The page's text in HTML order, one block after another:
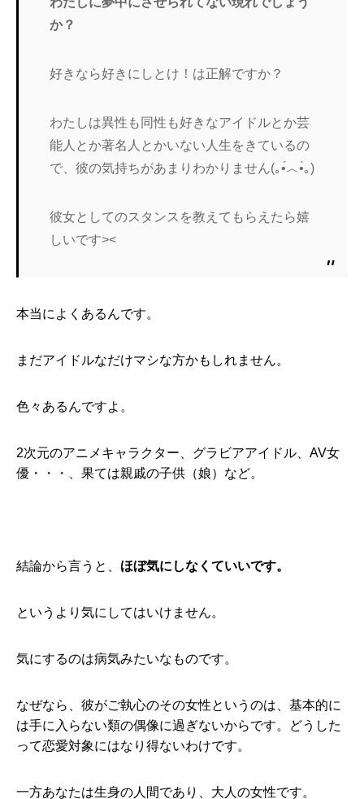
か？
好きなら好きにしとけ！は正解ですか？
わたしは異性も同性も好きなアイドルとか芸
能人とか著名人とかいない人生をきているの
で、彼の気持ちがあまりわかりません(｡•́︿•̀｡)
彼女としてのスタンスを教えてもらえたら嬉
しいです><
本当によくあるんです。
まだアイドルなだけマシな方かもしれません。
色々あるんですよ。
2次元のアニメキャラクター、グラビアアイドル、AV女
優・・・、果ては親戚の子供（娘）など。
結論から言うと、 ほぼ気にしなくていいです。
というより気にしてはいけません。
気にするのは病気みたいなものです。
なぜなら、彼がご執心のその女性というのは、基本的に
は手に入らない類の偶像に過ぎないからです。どうした
って恋愛対象にはなり得ないわけです。
一方あなたは生身の人間であり、大人の女性です。